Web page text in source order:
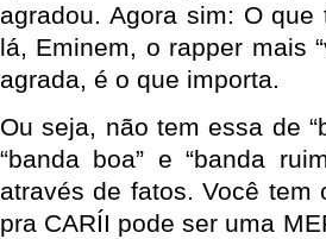
agradou. Agora sim: O
lá, Eminem, o rapper mais
agrada, é o que importa.
Ou seja, não tem essa de
“banda boa” e “banda
através de fatos. Você
pra CARÍI pode ser uma